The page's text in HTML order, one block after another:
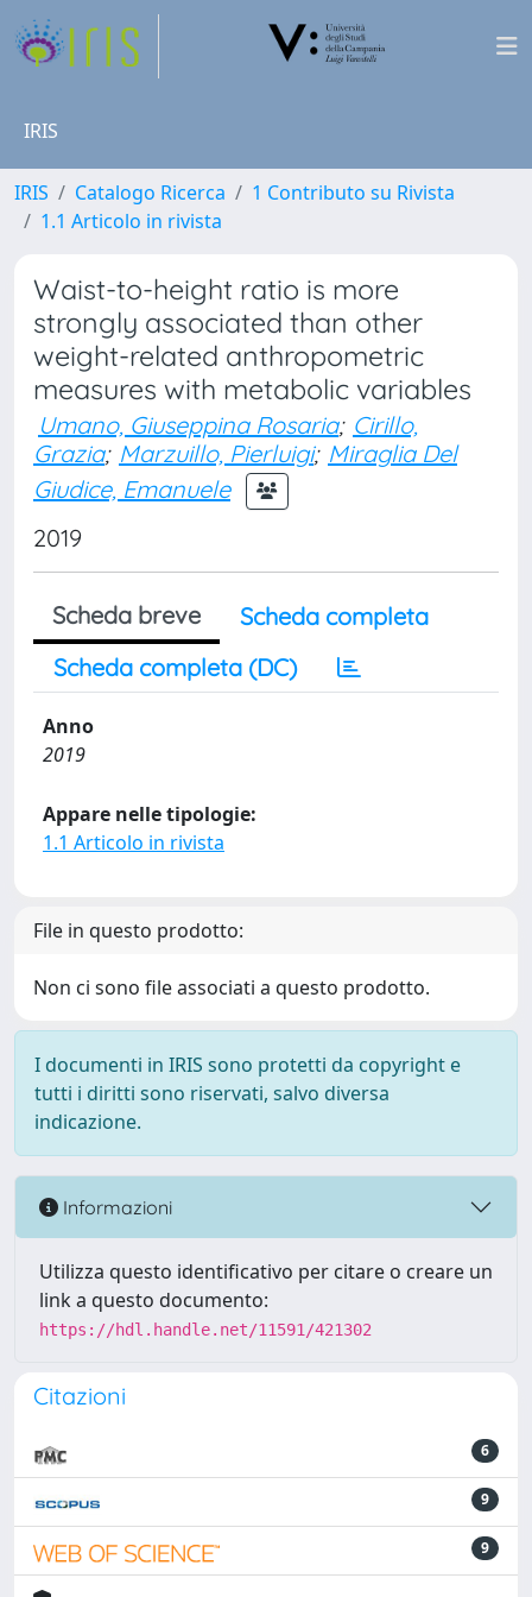
IRIS
IRIS Catalogo Ricerca
1 Contributo su Rivista
1.1 Articolo in rivista
Waist-to-height ratio is more
strongly associated than other
weight-related anthropometric
measures with metabolic variables
Umano, Giuseppina Rosaria; Cirillo,
Grazia; Marzuillo, Pierluigi; Miraglia Del
Giudice, Emanuele
2019
Scheda breve
Scheda completa
Scheda completa (DC)
Anno
2019
Appare nelle tipologie:
1.1 Articolo in rivista
File in questo prodotto:
Non ci sono file associati a questo prodotto.
I documenti in IRIS sono protetti da copyright e
tutti i diritti sono riservati, salvo diversa
indicazione.
Informazioni
Utilizza questo identificativo per citare o creare un
link a questo documento:
https://hdl.handle.net/11591/421302
Citazioni
6
9
9